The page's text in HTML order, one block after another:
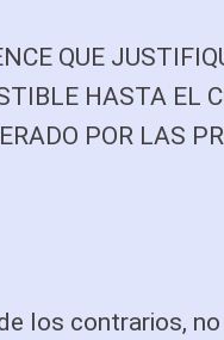
QUE
HASTA EL
POR LAS
los contrarios,